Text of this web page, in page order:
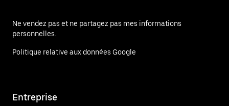
Ne vendez pas et ne partagez pas mes informations
personnelles.
Politique relative aux données Google
Entreprise